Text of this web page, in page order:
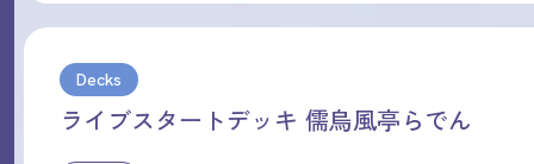
Decks
ライブスタートデッキ 儒烏風亭らでん